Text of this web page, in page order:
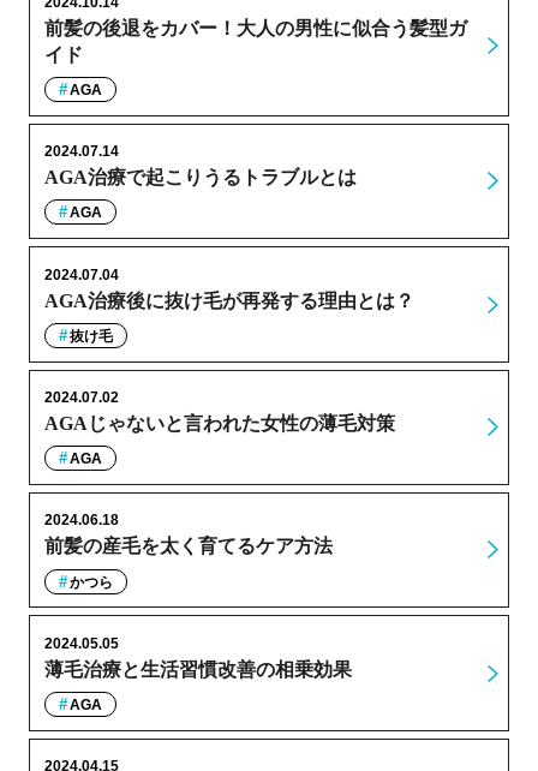
前髪の後退をカバー！大人の男性に似合う髪型ガ
イド
AGA
AGA治療で起こりうるトラブルとは
2024.07.14
AGA
AGA治療後に抜け毛が再発する理由とは？
2024.07.04
抜け毛
AGAじゃないと言われた女性の薄毛対策
2024.07.02
AGA
前髪の産毛を太く育てるケア方法
2024.06.18
かつら
薄毛治療と生活習慣改善の相乗効果
2024.05.05
AGA
2024.04.15